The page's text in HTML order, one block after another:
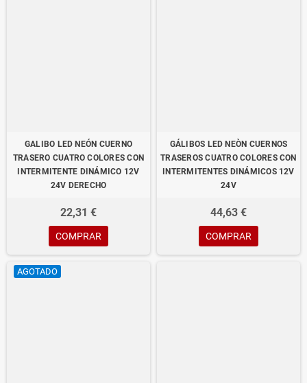
GALIBO LED NEÓN CUERNO
TRASERO CUATRO COLORES CON
INTERMITENTE DINÁMICO 12V
24V DERECHO
22,31 €
COMPRAR
GÁLIBOS LED NEÒN CUERNOS
TRASEROS CUATRO COLORES CON
INTERMITENTES DINÁMICOS 12V
24V
44,63 €
COMPRAR
AGOTADO